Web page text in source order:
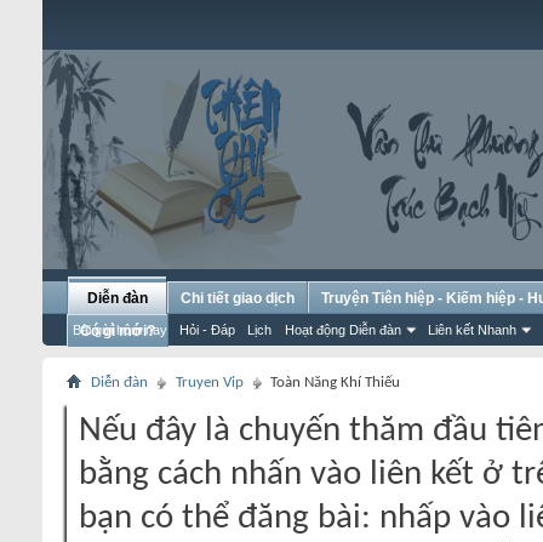
Diễn đàn
Bài gửi hôm nay Hỏi - Đáp Lịch Hoạt động Diễn đàn Liên kết Nhanh
Chi tiết giao dịch
Truyện Tiên hiệp - Kiếm hiệp -
Có gì mới?
Diễn đàn Truyen Vip Toàn Năng Khí Thiếu
Nếu đây là chuyến thăm đầu
bằng cách nhấn vào liên kết ở
bạn có thể đăng bài: nhấp vào